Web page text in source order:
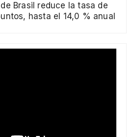
Brasil reduce la tasa de
hasta el 14,0 % anual